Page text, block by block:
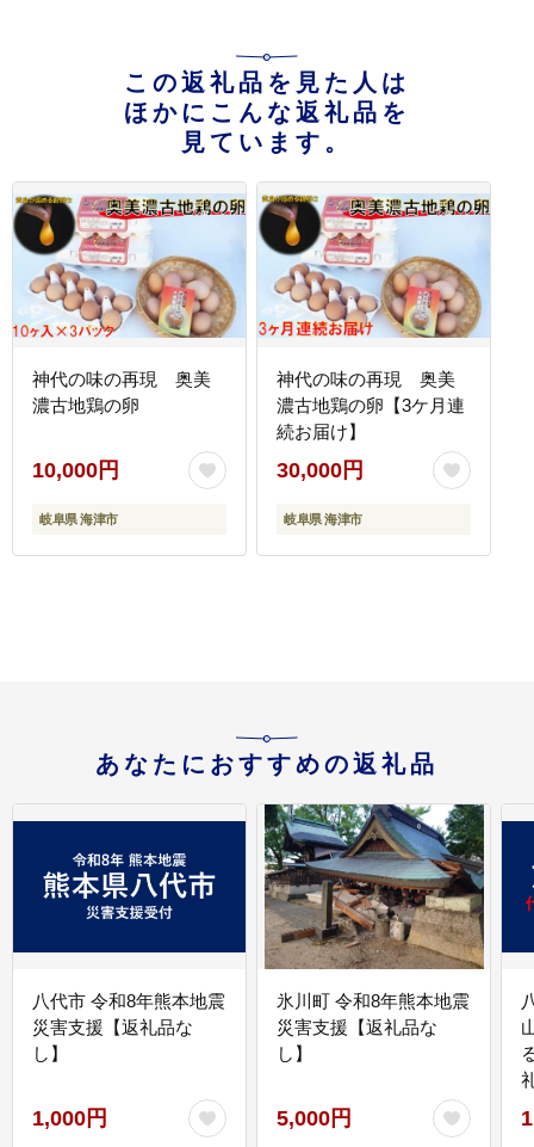
この返礼品を見た人は
ほかにこんな返礼品を
見ています。
神代の味の再現 奥美
濃古地鶏の卵
10,000円
岐阜県 海津市
神代の味の再現 奥美
濃古地鶏の卵【3ケ月連
続お届け】
30,000円
岐阜県 海津市
あなたにおすすめの返礼品
八代市 令和8年熊本地震
災害支援【返礼品な
し】
1,000円
氷川町 令和8年熊本地震
災害支援【返礼品な
し】
5,000円